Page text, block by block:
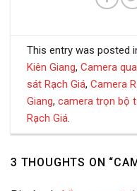
This entry was posted
Kiên Giang, Camera
sát Rạch Giá, Camera
Giang, camera trọn bộ
Rạch Giá
3 THOUGHTS ON “